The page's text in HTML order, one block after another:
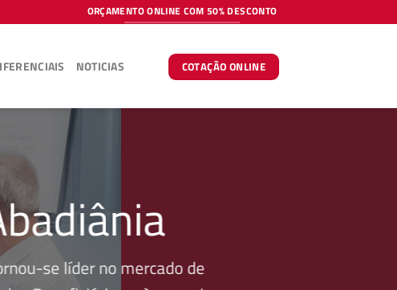
ORÇAMENTO ONLINE COM 50% DESCONTO
NOTICIAS COTAÇÃO ONLINE
se líder no mercado de